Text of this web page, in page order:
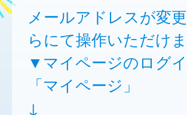
メールアドレスが変
らにて操作いただけ
▼マイページのログ
「マイページ」
↓